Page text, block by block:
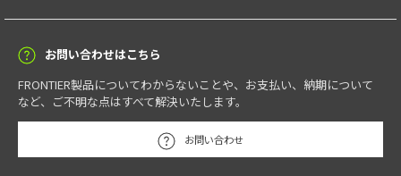
お問い合わせはこちら
FRONTIER製品についてわからないことや、お支払い、納期について
など、ご不明な点はすべて解決いたします。
お問い合わせ